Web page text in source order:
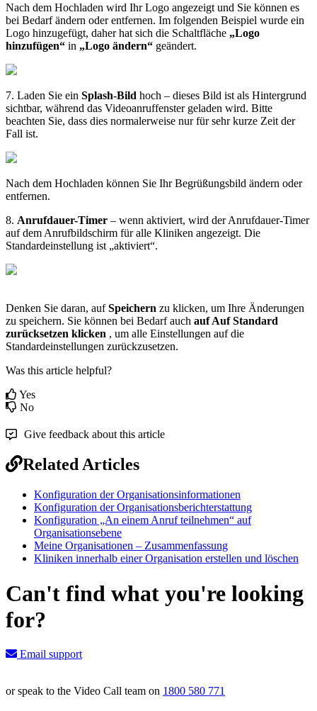
Nach dem Hochladen wird Ihr Logo angezeigt und Sie können es
bei Bedarf ändern oder entfernen. Im folgenden Beispiel wurde ein
Logo hinzugefügt, daher hat sich die Schaltfläche „Logo
hinzufügen“ in „Logo ändern“ geändert.
7. Laden Sie ein Splash-Bild hoch – dieses Bild ist als Hintergrund
sichtbar, während das Videoanruffenster geladen wird. Bitte
beachten Sie, dass dies normalerweise nur für sehr kurze Zeit der
Fall ist.
Nach dem Hochladen können Sie Ihr Begrüßungsbild ändern oder
entfernen.
8. Anrufdauer-Timer – wenn aktiviert, wird der Anrufdauer-Timer
auf dem Anrufbildschirm für alle Kliniken angezeigt. Die
Standardeinstellung ist „aktiviert“.
Denken Sie daran, auf Speichern zu klicken, um Ihre Änderungen
zu speichern. Sie können bei Bedarf auch auf Auf Standard
zurücksetzen klicken , um alle Einstellungen auf die
Standardeinstellungen zurückzusetzen.
Was this article helpful?
Yes
No
Give feedback about this article
Related Articles
Konfiguration der Organisationsinformationen
Konfiguration der Organisationsberichterstattung
Konfiguration „An einem Anruf teilnehmen“ auf
Organisationsebene
Meine Organisationen – Zusammenfassung
Kliniken innerhalb einer Organisation erstellen und löschen
Can't find what you're looking
for?
Email support
or speak to the Video Call team on 1800 580 771